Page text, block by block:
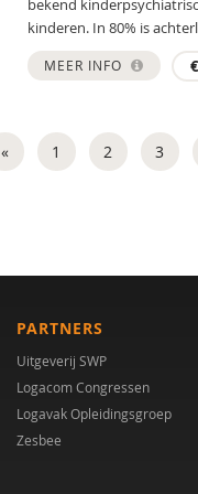
bekend
kinderen. In 80% is
MEER INFO €
« 1 2 3
PARTNERS
Uitgeverij SWP
Logacom Congressen
Logavak Opleidingsgroep
Zesbee